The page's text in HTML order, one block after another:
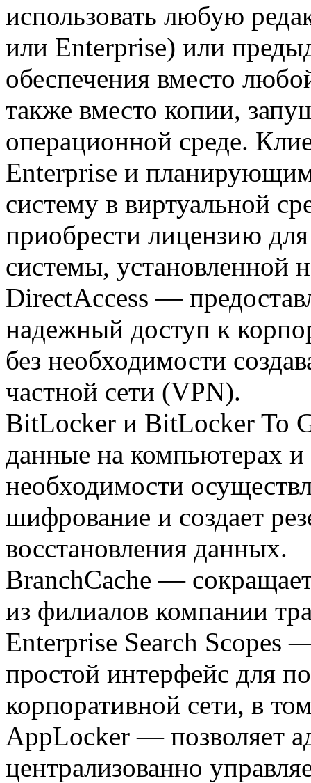
использовать любую
или Enterprise) или
обеспечения вместо
также вместо копии,
операционной среде.
Enterprise и
систему в виртуальной
приобрести лицензию
системы, установленной
DirectAccess —
надежный доступ к
без необходимости
частной сети (VPN).
BitLocker и BitLocker To
данные на компьютерах
необходимости
шифрование и создает
восстановления данных.
BranchCache —
из филиалов компании
Enterprise Search Scopes
простой интерфейс для
корпоративной сети, в
AppLocker — позволяет
централизованно